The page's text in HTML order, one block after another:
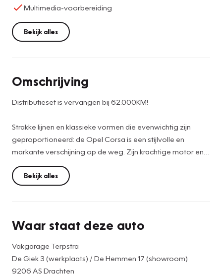
Multimedia-voorbereiding
Bekijk alles
Omschrijving
Distributieset is vervangen bij 62.000KM!
Strakke lijnen en klassieke vormen die evenwichtig zijn
geproportioneerd: de Opel Corsa is een stijlvolle en
markante verschijning op de weg. Zijn krachtige motor en
doordachte onderstel maken bovendien alle
verwachtingen waar. Met zijn benzinemotor en
handgeschakelde zesversnellingsbak is dit een prima auto
met een regelrechte verwenauto voor bestuurder en
fraaie sportstoelen. Tot de uitrusting van deze Opel
behoren ook 17 inch lichtmetalen velgen, LED koplampen,
Bekijk alles
Waar staat deze auto
Vakgarage Terpstra
De Giek 3 (werkplaats) / De Hemmen 17 (showroom)
9206 AS Drachten